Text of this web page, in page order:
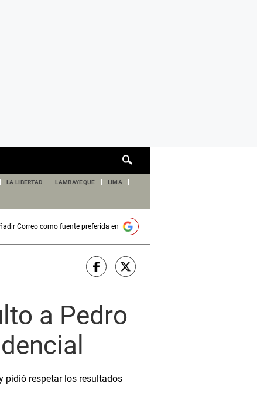
de
LA LIBERTAD LAMBAYEQUE LIMA
Correocomo fuente preferida en
a Pedro
pidió respetar los resultados